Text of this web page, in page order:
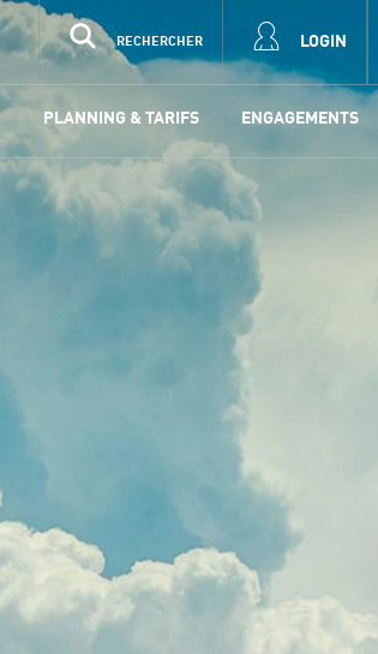
RECHERCHER LOGIN
PLANNING & TARIFS ENGAGEMENTS